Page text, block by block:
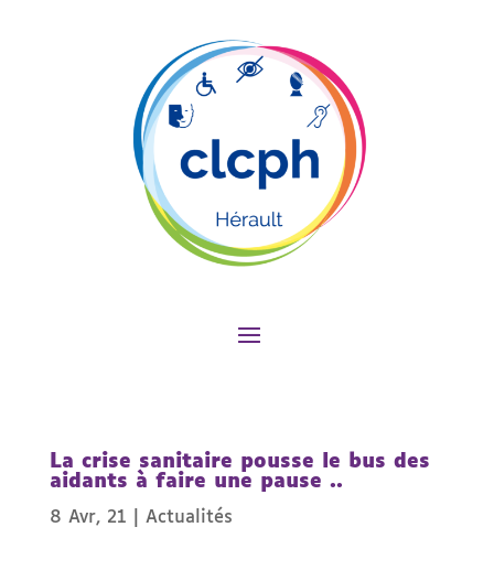
La crise sanitaire pousse le bus des
aidants à faire une pause ..
8 Avr, 21 Actualités